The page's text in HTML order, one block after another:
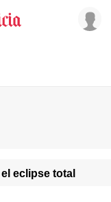
eclipse total